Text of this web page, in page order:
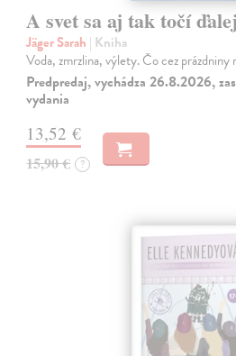
A svet sa aj tak točí ďalej
Jäger Sarah | Kniha
Voda, zmrzlina, výlety. Čo cez prázdniny
Predpredaj, vychádza 26.8.2026,
vydania
13,52 €
15,90 € ?